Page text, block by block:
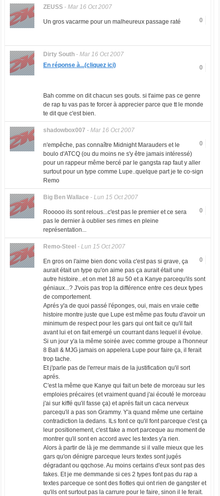
ZEUSS- Mar 16 Oct 2007
0
Un gros vacarme pour un malheureux passage raté
Dirty South- Mar 16 Oct 2007
0
En réponse à...(cliquez ici)
Bah comme on dit chacun ses gouts. si t'aime pas ce genre
de rap tu vas pas te forcer à apprecier parce que tt le monde
te dit que c'est bien.
shadowbox007 - Mar 16 Oct 2007
0
n'empêche, pas connaître Midnight Marauders et le
boulo d'ATCQ (ou du moins ne s'y être jamais intéressé)
pour un rappeur même bercé par le gangsta rap faut y aller
surtout pour un type comme Lupe..quelque part je te co-sign
Remo
Big Ben Wallace - Lun 15 Oct 2007
0
Rooooo ils sont relous...c'est pas le premier et ce sera
pas le dernier à oublier ses rimes en pleine
représentation...
Remo-Steel - Lun 15 Oct 2007
0
En gros on l'aime bien donc voila c'est pas si grave, ça
aurait était un type qu'on aime pas ça aurait était une
autre histoire...et on met 18 au 50 et a Kanye parcequ'ils sont
géniaux...? J'vois pas trop la différence entre ces deux types
de comportement.
Aprés y'a de quoi passé l'éponges, oui, mais en vraie cette
histoire montre juste que Lupe est même pas foutu d'avoir un
minimum de respect pour les gars qui ont fait ce qu'il fait
avant lui et on fait emergé un courrant dans lequel il évolue.
Si un jour y'a la même soirée avec comme groupe a l'honneur
8 Ball & MJG jamais on appelera Lupe pour faire ça, il ferait
trop tache.
Et j'parle pas de l'erreur mais de la justification qu'il sort
aprés.
C'est la même que Kanye qui fait un bete de morceau sur les
emploies précaires (et vraiment quand j'ai écouté le morceau
j'ai sur kiffé qu'il fasse ça) et aprés fait un caca nerveux
parcequ'il a pas son Grammy. Y'a quand même une certaine
contradiction la dedans. ILs font ce qu'il font parceque c'est ça
leur positionement, c'est fake a mort parceque au moment de
montrer qu'il sont en accord avec les textes y'a rien.
Alors à partir de là je me demmande si il valle mieux que les
gars qu'on dénigre parceque leurs textes sont jugés
dégradant ou qqchose. Au moins certains d'eux sont pas des
fakes. Et je me demmande si ces 2 types font pas du rap a
textes parceque ce sont des fiottes qui ont rien de gangster et
qu'ils ont surtout pas la carrure pour le faire, sinon il le ferait.